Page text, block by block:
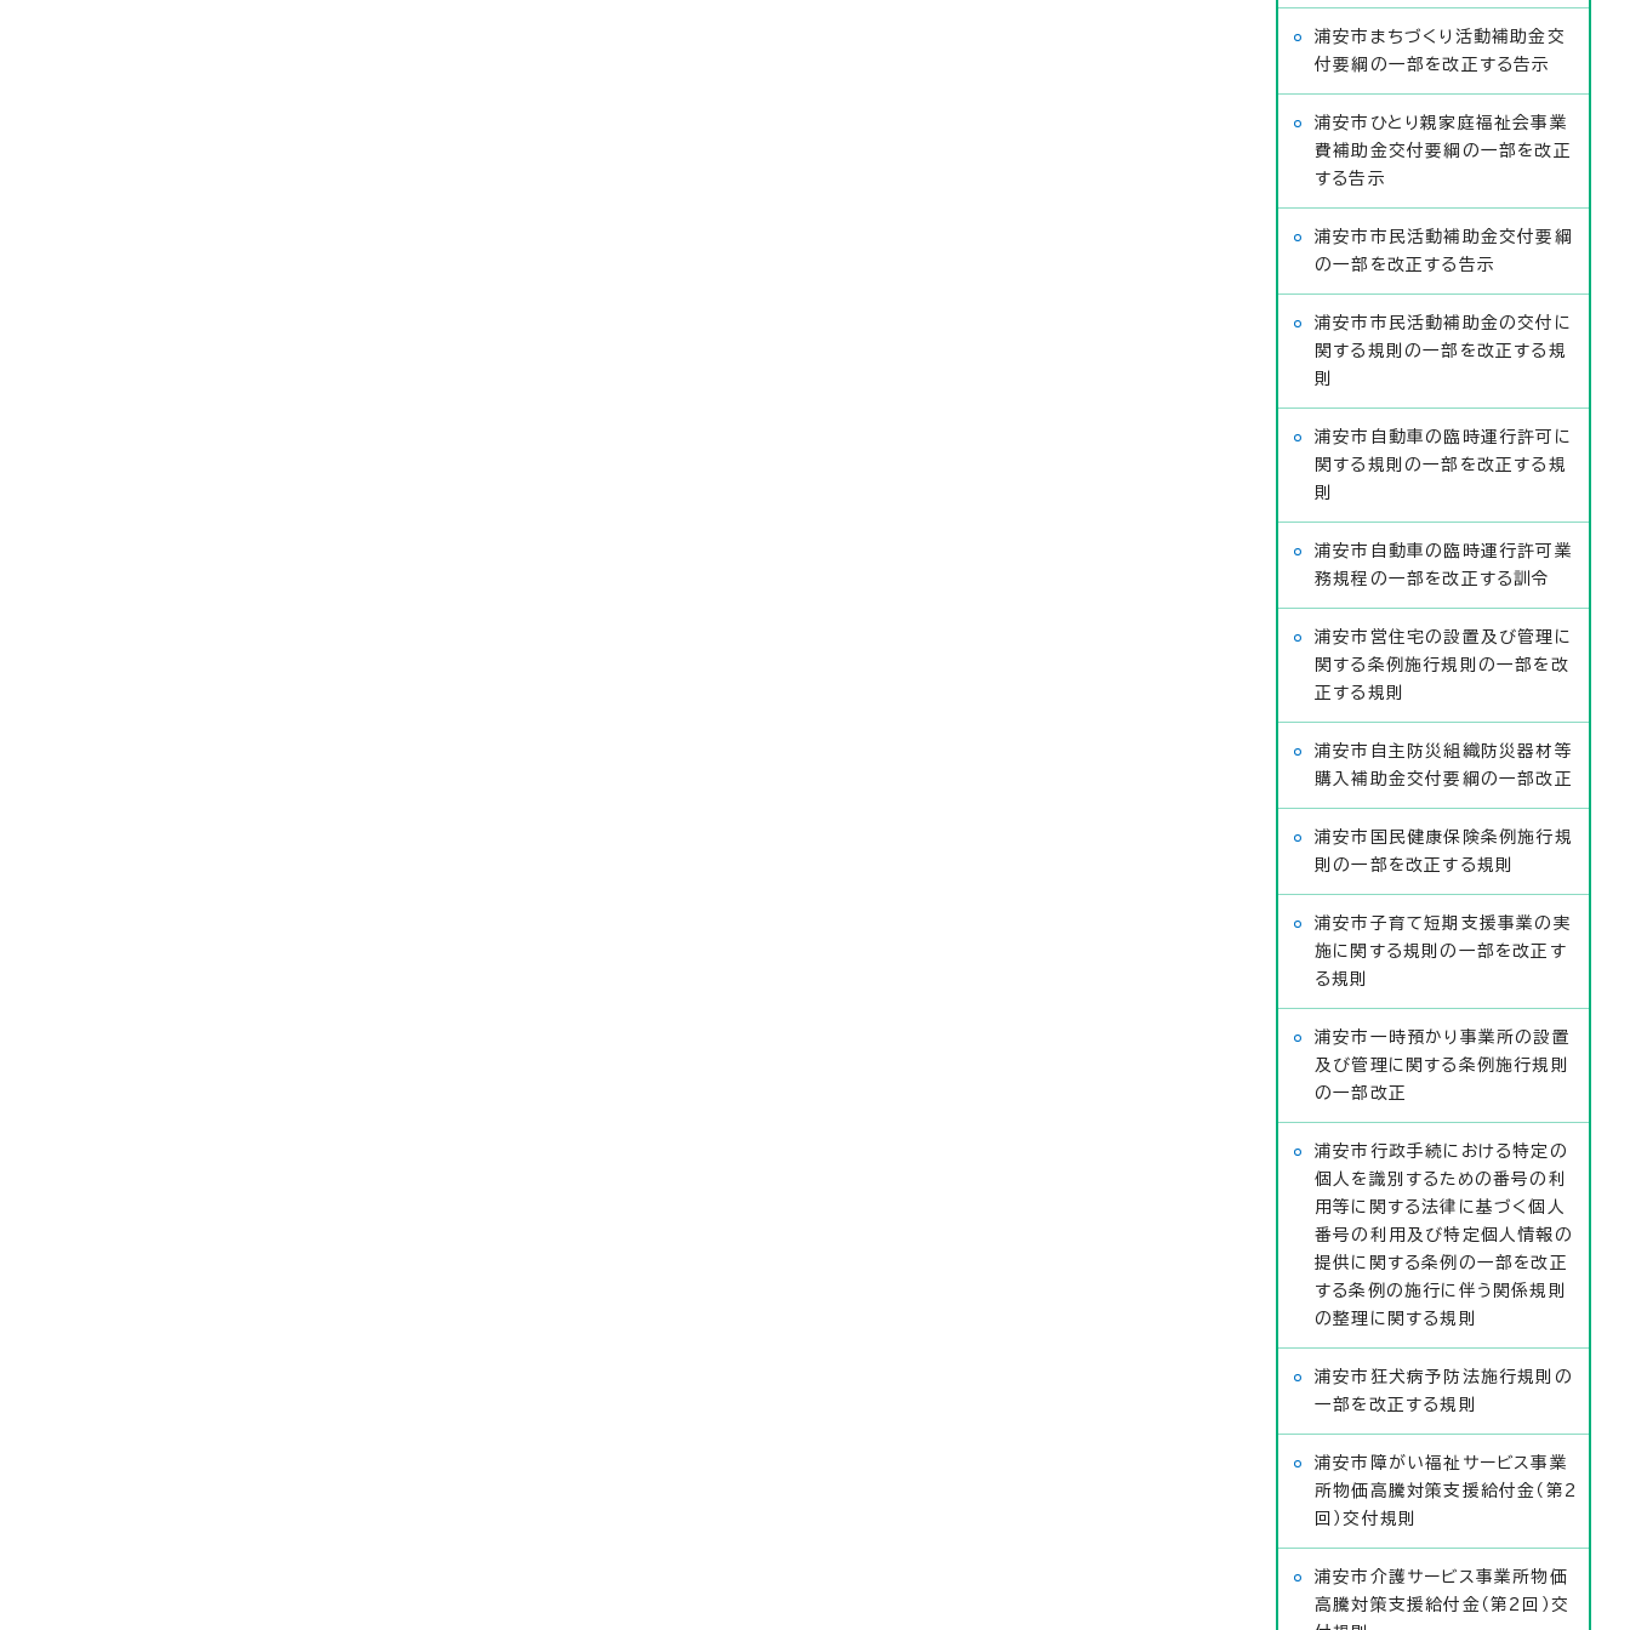
浦安市まちづくり活動補助金交
付要綱の一部を改正する告示
浦安市ひとり親家庭福祉会事業
費補助金交付要綱の一部を改正
する告示
浦安市市民活動補助金交付要綱
の一部を改正する告示
浦安市市民活動補助金の交付に
関する規則の一部を改正する規
則
浦安市自動車の臨時運行許可に
関する規則の一部を改正する規
則
浦安市自動車の臨時運行許可業
務規程の一部を改正する訓令
浦安市営住宅の設置及び管理に
関する条例施行規則の一部を改
正する規則
浦安市自主防災組織防災器材等
購入補助金交付要綱の一部改正
浦安市国民健康保険条例施行規
則の一部を改正する規則
浦安市子育て短期支援事業の実
施に関する規則の一部を改正す
る規則
浦安市一時預かり事業所の設置
及び管理に関する条例施行規則
の一部改正
浦安市行政手続における特定の
個人を識別するための番号の利
用等に関する法律に基づく個人
番号の利用及び特定個人情報の
提供に関する条例の一部を改正
する条例の施行に伴う関係規則
の整理に関する規則
浦安市狂犬病予防法施行規則の
一部を改正する規則
浦安市障がい福祉サービス事業
所物価高騰対策支援給付金（第2
回）交付規則
浦安市介護サービス事業所物価
高騰対策支援給付金（第2回）交